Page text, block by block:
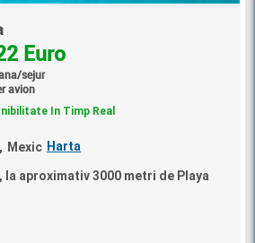
Euro
sejur
avion
In Timp Real
Mexic Harta
la aproximativ 3000 metri de Playa